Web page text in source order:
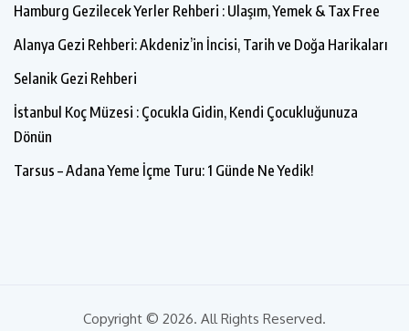
Hamburg Gezilecek Yerler Rehberi : Ulaşım, Yemek & Tax Free
Alanya Gezi Rehberi: Akdeniz’in İncisi, Tarih ve Doğa Harikaları
Selanik Gezi Rehberi
İstanbul Koç Müzesi : Çocukla Gidin, Kendi Çocukluğunuza
Dönün
Tarsus – Adana Yeme İçme Turu: 1 Günde Ne Yedik!
Copyright © 2026. All Rights Reserved.